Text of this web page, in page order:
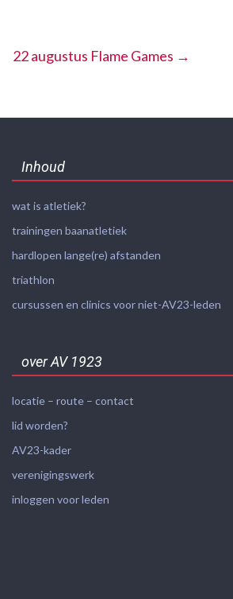
22 augustus Flame Games →
Inhoud
wat is atletiek?
trainingen baanatletiek
hardlopen lange(re) afstanden
triathlon
cursussen en clinics voor niet-AV23-leden
over AV 1923
locatie – route – contact
lid worden?
AV23-kader
verenigingswerk
inloggen voor leden